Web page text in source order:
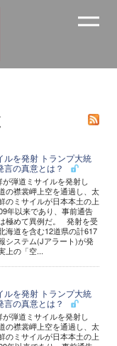
ルを発射 トランプ大統
の真意とは？
弾道ミサイルを発射し
の襟裳岬上空を通過し、太
のミサイルが日本本土の上
年以来であり、事前通告
極めて異例だ。 発射を受
海道を含む12道県の計617
システム(Jアラート)が発
上の「空...
ルを発射 トランプ大統
の真意とは？
弾道ミサイルを発射し
の襟裳岬上空を通過し、太
のミサイルが日本本土の上